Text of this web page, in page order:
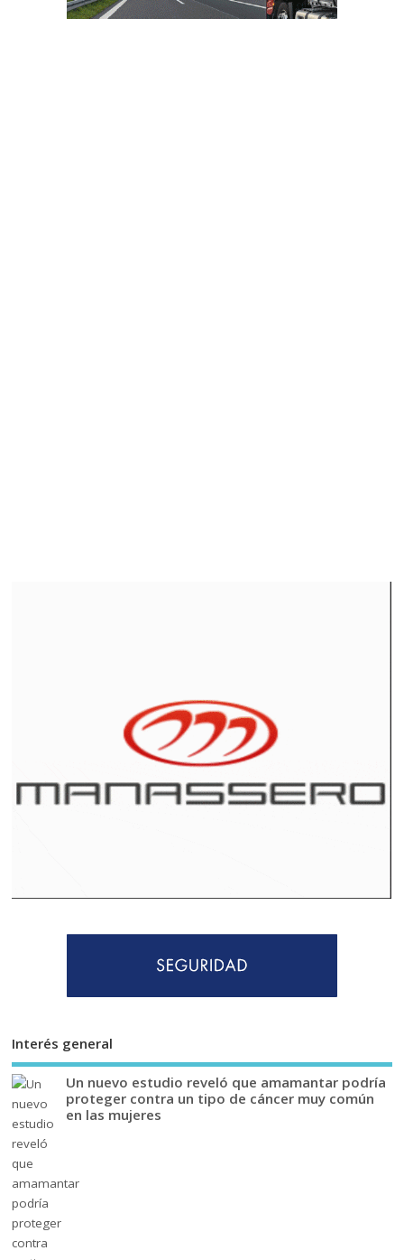
Interés general
Un nuevo estudio reveló que amamantar podría
proteger contra un tipo de cáncer muy común
en las mujeres